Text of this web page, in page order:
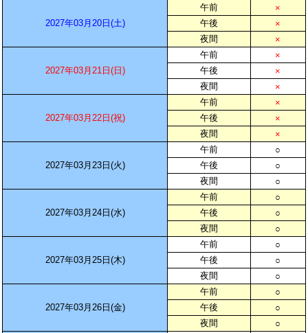
2027年03月20日(土)
午前
×
午後
×
夜間
×
2027年03月21日(日)
午前
×
午後
×
夜間
×
2027年03月22日(祝)
午前
×
午後
×
夜間
×
2027年03月23日(火)
午前
○
午後
○
夜間
○
2027年03月24日(水)
午前
○
午後
○
夜間
○
2027年03月25日(木)
午前
○
午後
○
夜間
○
2027年03月26日(金)
午前
○
午後
○
夜間
○